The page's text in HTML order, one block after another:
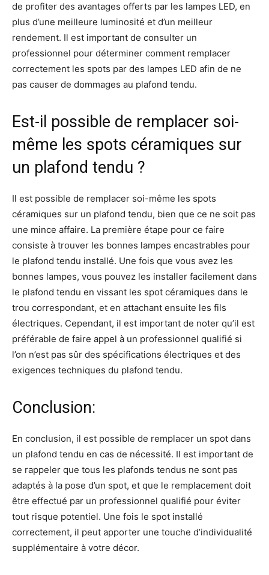
de profiter des avantages offerts par les lampes LED, en
plus d’une meilleure luminosité et d’un meilleur
rendement. Il est important de consulter un
professionnel pour déterminer comment remplacer
correctement les spots par des lampes LED afin de ne
pas causer de dommages au plafond tendu.
Est-il possible de remplacer soi-
même les spots céramiques sur
un plafond tendu ?
Il est possible de remplacer soi-même les spots
céramiques sur un plafond tendu, bien que ce ne soit pas
une mince affaire. La première étape pour ce faire
consiste à trouver les bonnes lampes encastrables pour
le plafond tendu installé. Une fois que vous avez les
bonnes lampes, vous pouvez les installer facilement dans
le plafond tendu en vissant les spot céramiques dans le
trou correspondant, et en attachant ensuite les fils
électriques. Cependant, il est important de noter qu’il est
préférable de faire appel à un professionnel qualifié si
l’on n’est pas sûr des spécifications électriques et des
exigences techniques du plafond tendu.
Conclusion:
En conclusion, il est possible de remplacer un spot dans
un plafond tendu en cas de nécessité. Il est important de
se rappeler que tous les plafonds tendus ne sont pas
adaptés à la pose d’un spot, et que le remplacement doit
être effectué par un professionnel qualifié pour éviter
tout risque potentiel. Une fois le spot installé
correctement, il peut apporter une touche d’individualité
supplémentaire à votre décor.